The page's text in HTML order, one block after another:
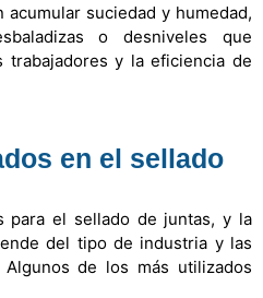
suciedad y humedad,
o desniveles que
trabajadores y la eficiencia de
en el sellado
para el sellado de juntas, y la
del tipo de industria y las
de los más utilizados